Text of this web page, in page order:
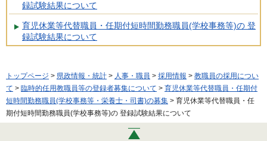
録試験結果について
育児休業等代替職員・任期付短時間勤務職員(学校事務等)の 登
録試験結果について
トップページ > 県政情報・統計 > 人事・職員 > 採用情報 > 教職員の採用につい
て > 臨時的任用教職員等の登録者募集について > 育児休業等代替職員・任期付
短時間勤務職員(学校事務等・栄養士・司書)の募集 > 育児休業等代替職員・任
期付短時間勤務職員(学校事務等)の 登録試験結果について